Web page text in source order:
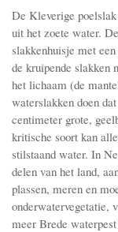
De Kleverige
uit het zoete water.
slakkenhuisje met
de kruipende slakken
het lichaam (de
waterslakken doen
centimeter grote,
kritische soort kan
stilstaand water. In
delen van het land,
plassen, meren en
onderwatervegetatie,
meer Brede